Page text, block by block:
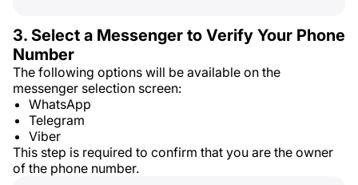
3. Select a Messenger to Verify Your Phone
Number
The following options will be available on the
messenger selection screen:
WhatsApp
Telegram
Viber
This step is required to confirm that you are the owner
of the phone number.